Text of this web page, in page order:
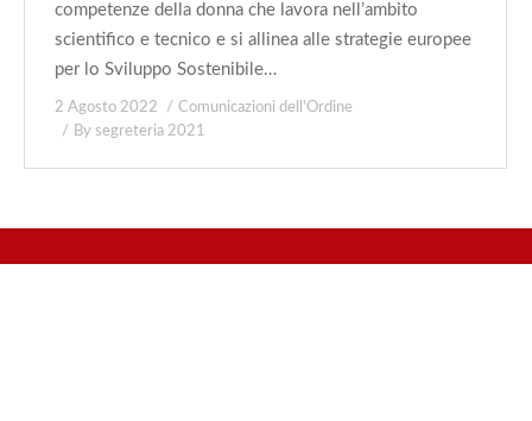
competenze della donna che lavora nell’ambito
scientifico e tecnico e si allinea alle strategie europee
per lo Sviluppo Sostenibile…
2 Agosto 2022
Comunicazioni dell'Ordine
By segreteria 2021